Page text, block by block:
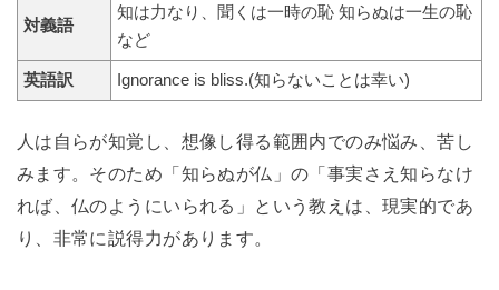
対義語
知は力なり、聞くは一時の恥 知らぬは一生の恥
など
英語訳 Ignorance is bliss.(知らないことは幸い)
人は自らが知覚し、想像し得る範囲内でのみ悩み、苦し
みます。そのため「知らぬが仏」の「事実さえ知らなけ
れば、仏のようにいられる」という教えは、現実的であ
り、非常に説得力があります。